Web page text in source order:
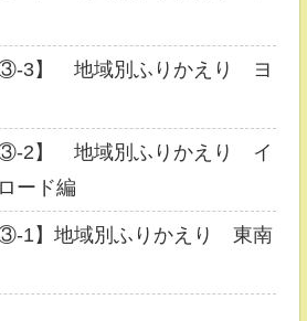
③-3】 地域別ふりかえり ヨ
③-2】 地域別ふりかえり イ
ード編
③-1】地域別ふりかえり 東南